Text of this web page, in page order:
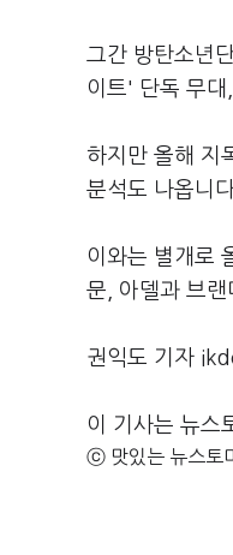
그간 방탄소년
이트' 단독 무
하지만 올해 지
분석도 나옵니
이와는 별개로
문, 아델과 브랜
권익도 기자
이 기사는 뉴스
ⓒ 맛있는 뉴스토